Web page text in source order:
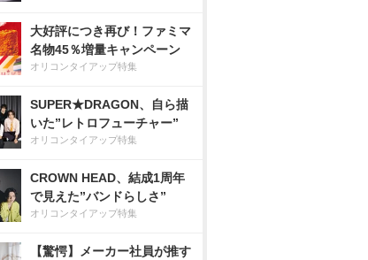
大好評につき再び！ファミマ
名物45％増量キャンペーン
オリコンタイアップ特集
SUPER★DRAGON、自ら描
いた”レトロフューチャー”
オリコンタイアップ特集
CROWN HEAD、結成1周年
で見えた”バンドらしさ”
オリコンタイアップ特集
【驚愕】メーカー社員が推す